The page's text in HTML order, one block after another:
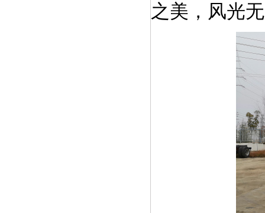
之美，风光